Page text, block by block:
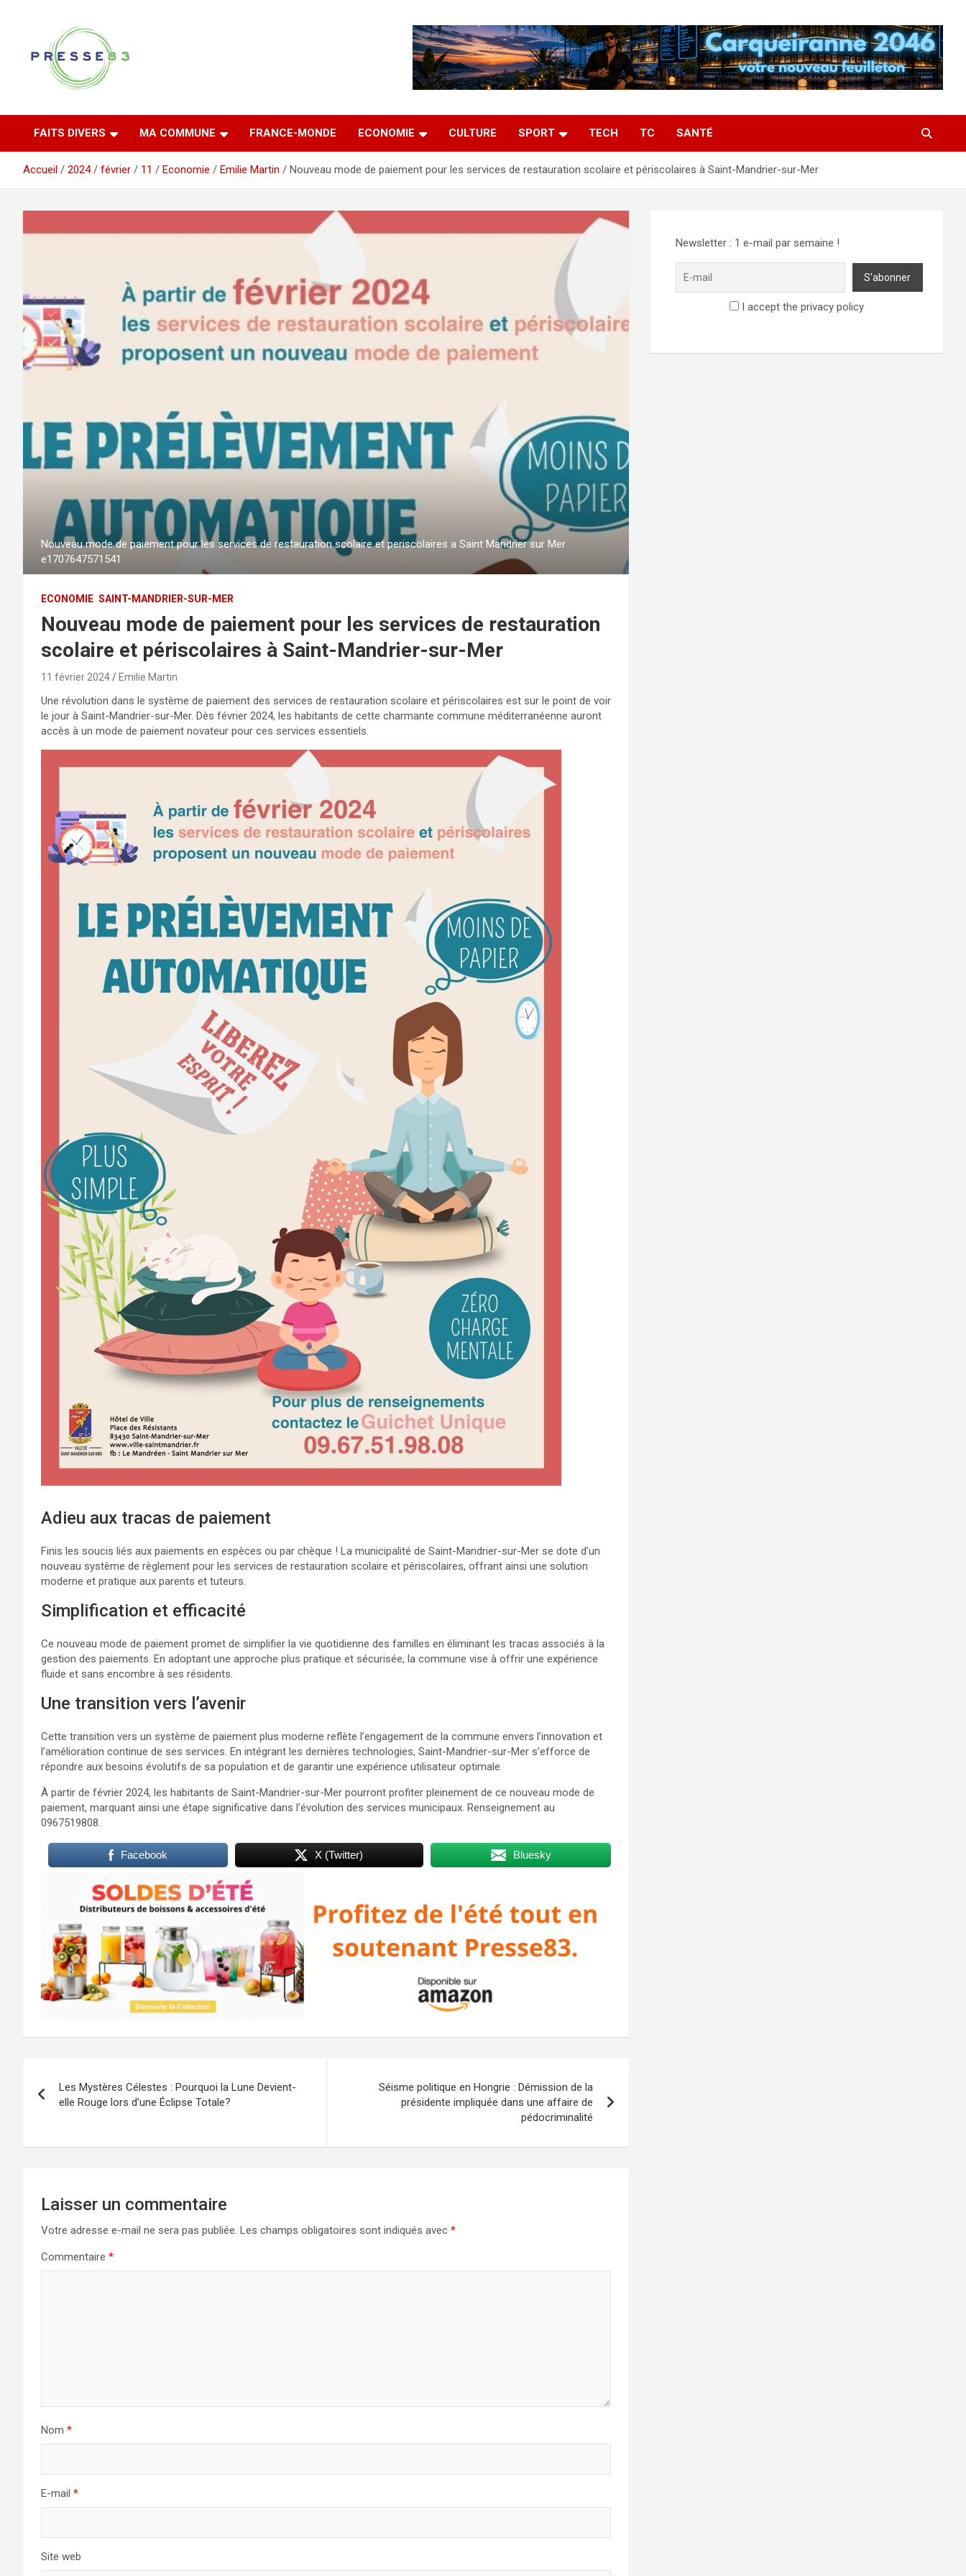
Presse 83
FAITS DIVERS MA COMMUNE FRANCE-MONDE ECONOMIE CULTURE SPORT TECH TC SANTÉ
Accueil 2024 février 11 Economie Emilie Martin Nouveau mode de paiement pour les services de restauration scolaire et périscolaires à Saint-Mandrier-sur-Mer
Nouveau mode de paiement pour les services de restauration scolaire et periscolaires a Saint Mandrier sur Mer
e1707647571541
ECONOMIE SAINT-MANDRIER-SUR-MER
Nouveau mode de paiement pour les services de restauration
scolaire et périscolaires à Saint-Mandrier-sur-Mer
11 février 2024 Emilie Martin
Une révolution dans le système de paiement des services de restauration scolaire et périscolaires est sur le point de voir
le jour à Saint-Mandrier-sur-Mer. Dès février 2024, les habitants de cette charmante commune méditerranéenne auront
accès à un mode de paiement novateur pour ces services essentiels.
Adieu aux tracas de paiement
Finis les soucis liés aux paiements en espèces ou par chèque ! La municipalité de Saint-Mandrier-sur-Mer se dote d’un
nouveau système de règlement pour les services de restauration scolaire et périscolaires, offrant ainsi une solution
moderne et pratique aux parents et tuteurs.
Simplification et efficacité
Ce nouveau mode de paiement promet de simplifier la vie quotidienne des familles en éliminant les tracas associés à la
gestion des paiements. En adoptant une approche plus pratique et sécurisée, la commune vise à offrir une expérience
fluide et sans encombre à ses résidents.
Une transition vers l’avenir
Cette transition vers un système de paiement plus moderne reflète l’engagement de la commune envers l’innovation et
l’amélioration continue de ses services. En intégrant les dernières technologies, Saint-Mandrier-sur-Mer s’efforce de
répondre aux besoins évolutifs de sa population et de garantir une expérience utilisateur optimale.
À partir de février 2024, les habitants de Saint-Mandrier-sur-Mer pourront profiter pleinement de ce nouveau mode de
paiement, marquant ainsi une étape significative dans l’évolution des services municipaux. Renseignement au
0967519808.
Facebook X (Twitter) Bluesky
de
Les Mystères Célestes : Pourquoi la Lune Devient-
elle Rouge lors d’une Éclipse Totale?
Séisme politique en Hongrie : Démission de la
présidente impliquée dans une affaire de
pédocriminalité
Laisser un commentaire
Votre adresse e-mail ne sera pas publiée. Les champs obligatoires sont indiqués avec *
Commentaire *
Nom *
E-mail *
Site web
Newsletter : 1 e-mail par semaine !
I accept the privacy policy